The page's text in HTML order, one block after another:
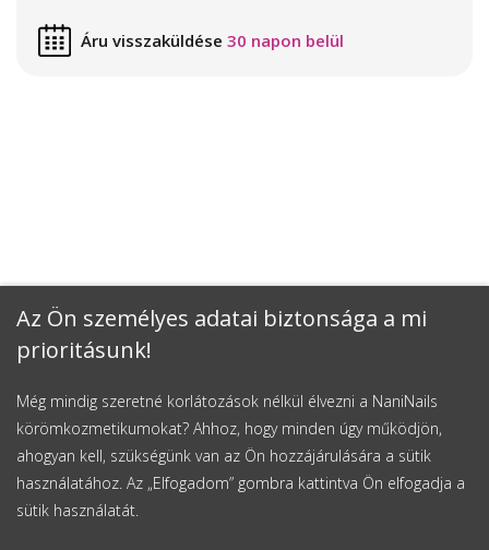
Az Ön személyes adatai biztonsága a mi
prioritásunk!
Még mindig szeretné korlátozások nélkül élvezni a NaniNails
körömkozmetikumokat? Ahhoz, hogy minden úgy működjön,
ahogyan kell, szükségünk van az Ön hozzájárulására a sütik
használatához. Az „Elfogadom” gombra kattintva Ön elfogadja a
sütik használatát.
Áru visszaküldése 30 napon belül